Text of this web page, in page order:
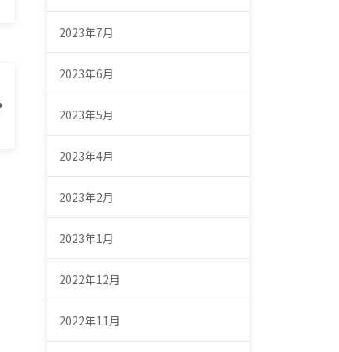
2023年7月
2023年6月
2023年5月
2023年4月
2023年2月
2023年1月
2022年12月
2022年11月